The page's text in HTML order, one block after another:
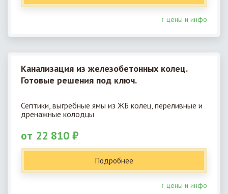
↑ цены и инфо
Канализация из железобетонных колец.
Готовые решения под ключ.
Септики, выгребные ямы из ЖБ колец, переливные и
дренажные колодцы
от 22 810 ₽
Подробнее
↑ цены и инфо